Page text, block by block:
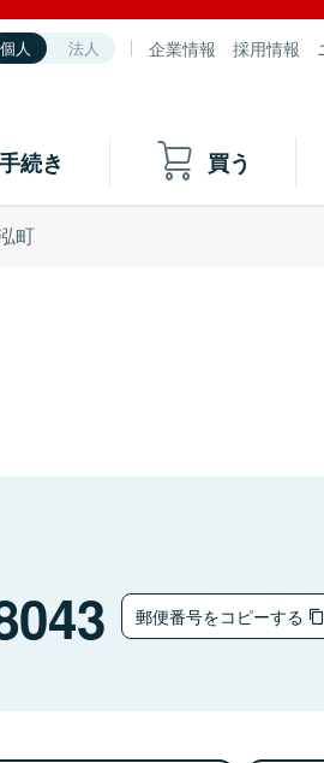
個人 法人 企業情報 採用情報
続き 買う
町
郵便番号をコピーする